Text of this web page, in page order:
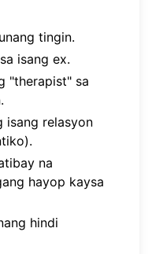
tingin.
isang ex.
"therapist" sa
isang relasyon
na
hayop kaysa
hindi